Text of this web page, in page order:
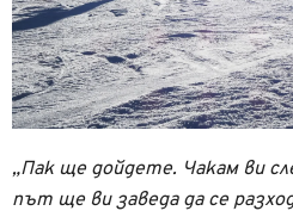
„Пак ще дойдете. Чакам ви
път ще ви заведа да се